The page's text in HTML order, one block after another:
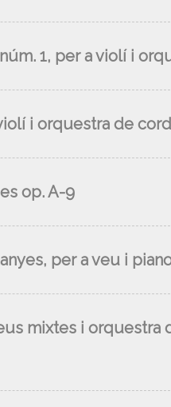
1, per a violí i
i orquestra de
op. A-9
per a veu i
mixtes i